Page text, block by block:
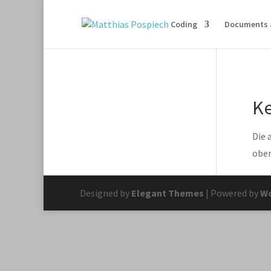
Coding Documents
Die
Designed by Elegant Themes | Powered by